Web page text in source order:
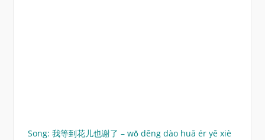
Song: 我等到花儿也谢了 – wǒ děng dào huā ér yě xiè